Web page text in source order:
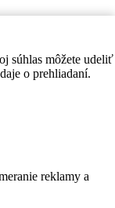
súhlas môžete udeliť
o prehliadaní.
reklamy a